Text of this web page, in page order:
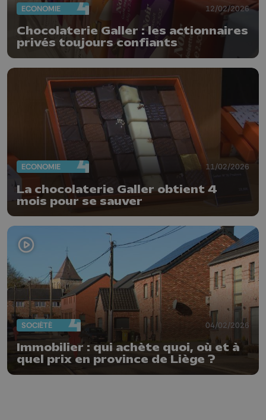
ECONOMIE 12/02/2026
Chocolaterie Galler : les actionnaires
privés toujours confiants
ECONOMIE 11/02/2026
La chocolaterie Galler obtient 4
mois pour se sauver
SOCIÉTÉ 04/02/2026
Immobilier : qui achète quoi, où et à
quel prix en province de Liège ?